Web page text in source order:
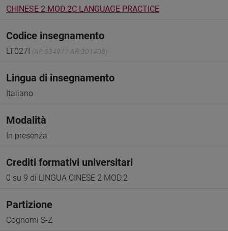
CHINESE 2 MOD.2C LANGUAGE PRACTICE
Codice insegnamento
LT027I (AF:534977 AR:301408)
Lingua di insegnamento
Italiano
Modalità
In presenza
Crediti formativi universitari
0 su 9 di LINGUA CINESE 2 MOD.2
Partizione
Cognomi S-Z